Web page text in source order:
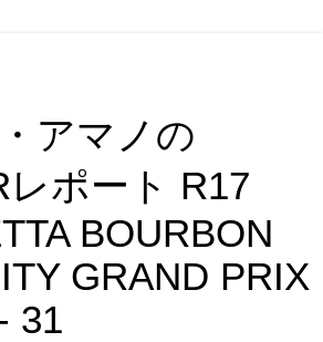
アマノの
レポート R17
BOURBON
GRAND PRIX
31